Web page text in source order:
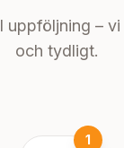
uppföljning –
och tydligt.
1